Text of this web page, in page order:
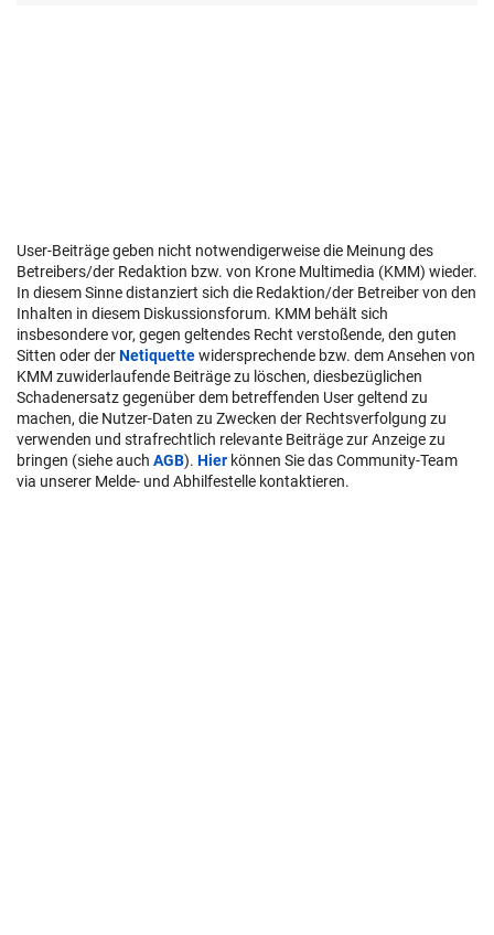
User-Beiträge geben nicht notwendigerweise die Meinung des
Betreibers/der Redaktion bzw. von Krone Multimedia (KMM) wieder.
In diesem Sinne distanziert sich die Redaktion/der Betreiber von den
Inhalten in diesem Diskussionsforum. KMM behält sich
insbesondere vor, gegen geltendes Recht verstoßende, den guten
Sitten oder derNetiquettewidersprechende bzw. dem Ansehen von
KMM zuwiderlaufende Beiträge zu löschen, diesbezüglichen
Schadenersatz gegenüber dem betreffenden User geltend zu
machen, die Nutzer-Daten zu Zwecken der Rechtsverfolgung zu
verwenden und strafrechtlich relevante Beiträge zur Anzeige zu
bringen (siehe auch AGB). Hier können Sie das Community-Team
via unserer Melde- und Abhilfestelle kontaktieren.